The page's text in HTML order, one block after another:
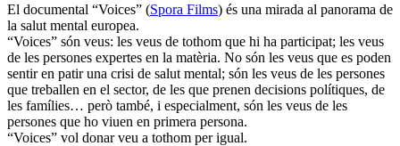
El documental “Voices” (Spora Films) és una mirada al panorama de
la salut mental europea.
“Voices” són veus: les veus de tothom que hi ha participat; les veus
de les persones expertes en la matèria. No són les veus que es poden
sentir en patir una crisi de salut mental; són les veus de les persones
que treballen en el sector, de les que prenen decisions polítiques, de
les famílies… però també, i especialment, són les veus de les
persones que ho viuen en primera persona.
“Voices” vol donar veu a tothom per igual.